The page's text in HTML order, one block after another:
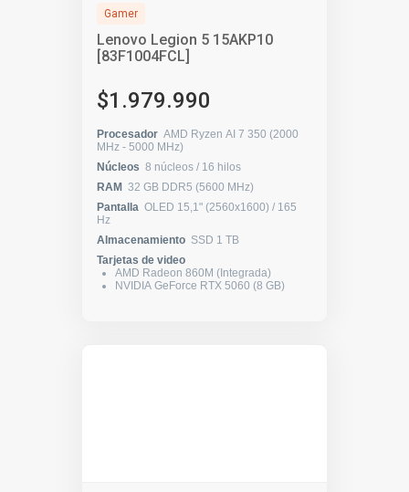
Gamer
Lenovo Legion 5 15AKP10
[83F1004FCL]
$1.979.990
Procesador AMD Ryzen AI 7 350 (2000
MHz - 5000 MHz)
Núcleos
8 núcleos / 16 hilos
RAM 32 GB DDR5 (5600 MHz)
Pantalla OLED 15,1" (2560x1600) / 165
Hz
Almacenamiento SSD 1 TB
Tarjetas de video
AMD Radeon 860M (Integrada)
NVIDIA GeForce RTX 5060 (8 GB)